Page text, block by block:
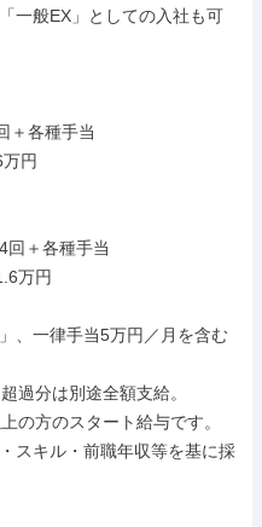
一般EX」としての入社も可
＋各種手当
円
回＋各種手当
万円
、一律手当5万円／月を含む
過分は別途全額支給。
の方のスタート給与です。
スキル・前職年収等を基に採